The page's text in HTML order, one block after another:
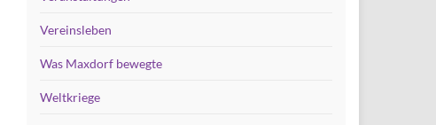
Vereinsleben
Was Maxdorf bewegte
Weltkriege